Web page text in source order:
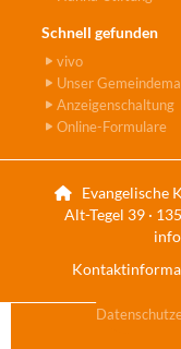
Schnell gefunden
vivo
Unser
Anzeigenschaltung
Online-Formulare

Evangelische
Alt-Tegel 39 ·